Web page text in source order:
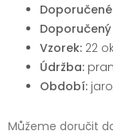
Můžeme doručit
Doporučené
Doporučený
Vzorek: 22
Údržba:
Období: